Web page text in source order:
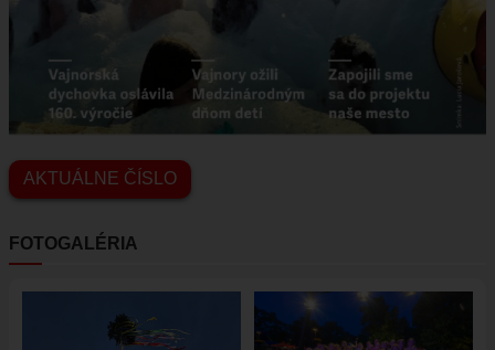
AKTUÁLNE ČÍSLO
FOTOGALÉRIA
Obrázok